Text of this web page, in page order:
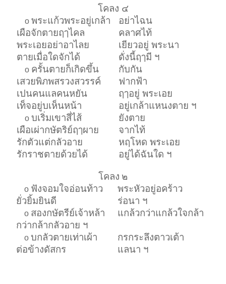
โคลง ๔
o พระแก้วพระอยู่เกล้า
อย่าไฉน
เผือจักตายฤๅไคล
คลาศไท้
พระเอยอย่าอาไลย
เยียวอยู่ พระนา
ตายเมื่อใดจักได้
ดั่งนี้ฤๅมี ฯ
o ครั้นตายก็เกิดขึ้น
กับกัน
เสวยพิภพสรวงสวรรค์
ฟากฟ้า
เปนคนแลคนหยัน
ฤๅอยู่ พระเอย
เท็จอยู่บเห็นหน้า
อยู่เกล้าแหนงตาย ฯ
o บเริ่มเขาสี่ไส้
ยังตาย
เผือเผ่ากษัตริย์ฤๅผาย
จากไท้
รักตัวแต่กลัวอาย
หฤโหด พระเอย
รักราชตายด้วยได้
อยู่ได้ฉันใด ฯ
โคลง ๒
o ฟังจอมใจอ่อนท้าว
พระหัวอยู่อคร้าว
ยั่วยิ้มยินดี
ร่อนา ฯ
o สองกษัตรีย์เจ้าหล้า
แกล้วกว่าแกล้วใจกล้า
กว่ากล้ากลัวอาย ฯ
o บกลัวตายเท่าเผ้า
กรกระลึงตาวเต้า
ต่อข้างดัสกร
แลนา ฯ